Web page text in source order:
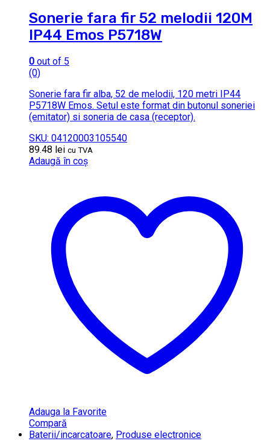
Sonerie fara fir 52 melodii 120M
IP44 Emos P5718W
0 out of 5
(0)
Sonerie fara fir alba, 52 de melodii, 120 metri IP44
P5718W Emos. Setul este format din butonul soneriei
(emitator) si soneria de casa (receptor).
SKU: 04120003105540
89.48 lei cu TVA
Adaugă în coș
Adauga la Favorite
Compară
Baterii/incarcatoare, Produse electronice